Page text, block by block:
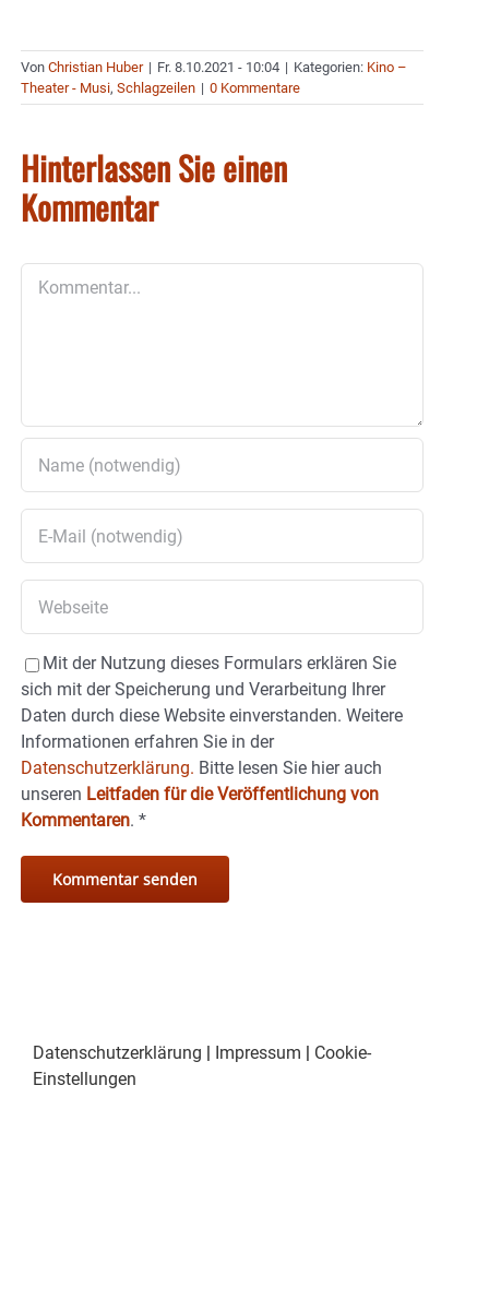
Von Christian Huber | Fr. 8.10.2021 - 10:04 | Kategorien: Kino –
Theater - Musi, Schlagzeilen | 0 Kommentare
Hinterlassen Sie einen
Kommentar
Mit der Nutzung dieses Formulars erklären Sie
sich mit der Speicherung und Verarbeitung Ihrer
Daten durch diese Website einverstanden. Weitere
Informationen erfahren Sie in der
Datenschutzerklärung. Bitte lesen Sie hier auch
unseren Leitfaden für die Veröffentlichung von
Kommentaren. *
Datenschutzerklärung Impressum
Cookie-
Einstellungen